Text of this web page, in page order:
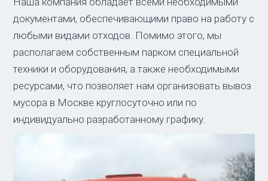
документами, обеспечивающими право на работу с
любыми видами отходов. Помимо этого, мы
располагаем собственным парком специальной
техники и оборудования, а также необходимыми
ресурсами, что позволяет нам организовать вывоз
мусора в Москве круглосуточно или по
индивидуально разработанному графику.